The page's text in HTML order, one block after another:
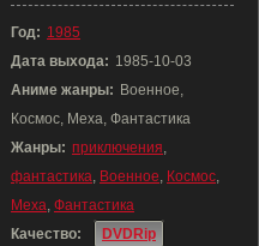
Год: 1985
Дата выхода: 1985-10-03
Аниме жанры: Военное,
Космос, Меха, Фантастика
Жанры: приключения,
фантастика, Военное, Космос,
Меха, Фантастика
Качество:
DVDRip